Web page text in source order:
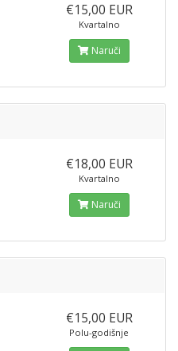
€15,00 EUR
Kvartalno
Naruči
€18,00 EUR
Kvartalno
Naruči
€15,00 EUR
Polu-godišnje